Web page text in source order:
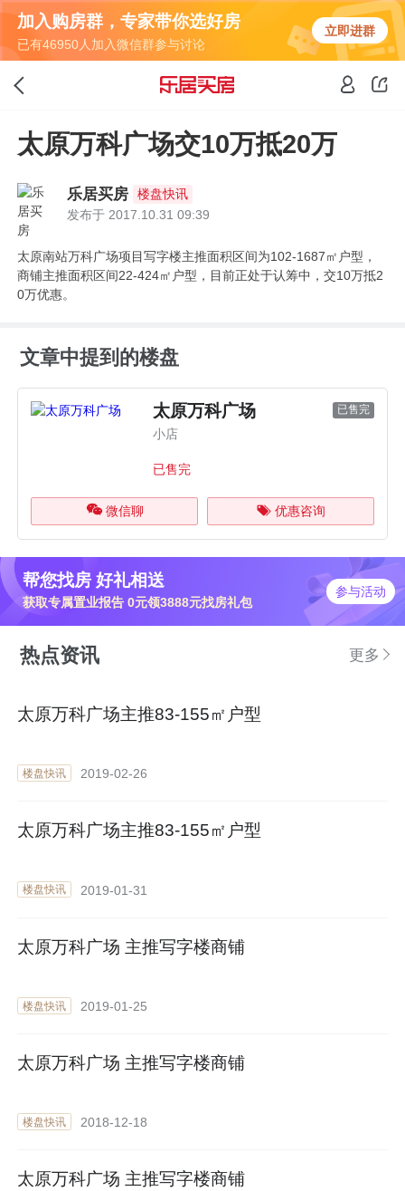
加入购房群，专家带你选好房
已有46950人加入微信群参与讨论
立即进群
太原万科广场交10万抵20万
乐居买房
楼盘快讯
发布于 2017.10.31 09:39
太原南站万科广场项目写字楼主推面积区间为102-1687㎡户型，
商铺主推面积区间22-424㎡户型，目前正处于认筹中，交10万抵2
0万优惠。
文章中提到的楼盘
太原万科广场 已售完
小店
已售完
微信聊 优惠咨询
帮您找房 好礼相送
获取专属置业报告 0元领3888元找房礼包
参与活动
热点资讯 更多
太原万科广场主推83-155㎡户型
楼盘快讯 2019-02-26
太原万科广场主推83-155㎡户型
楼盘快讯 2019-01-31
太原万科广场 主推写字楼商铺
楼盘快讯 2019-01-25
太原万科广场 主推写字楼商铺
楼盘快讯 2018-12-18
太原万科广场 主推写字楼商铺